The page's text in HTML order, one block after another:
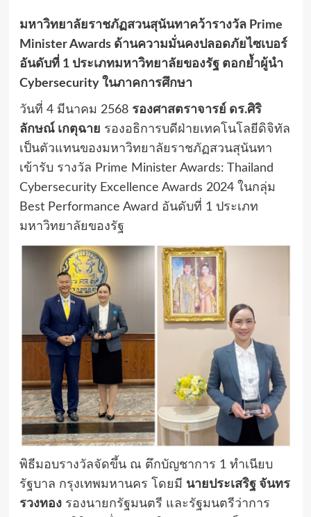
มหาวิทยาลัยราชภัฏสวนสุนันทาคว้ารางวัล Prime
Minister Awards ด้านความมั่นคงปลอดภัยไซเบอร์
อันดับที่ 1 ประเภทมหาวิทยาลัยของรัฐ ตอกย้ำผู้นำ
Cybersecurity ในภาคการศึกษา
วันที่ 4 มีนาคม 2568 รองศาสตราจารย์ ดร.ศิริ
ลักษณ์ เกตุฉาย รองอธิการบดีฝ่ายเทคโนโลยีดิจิทัล
เป็นตัวแทนของมหาวิทยาลัยราชภัฏสวนสุนันทา
เข้ารับ รางวัล Prime Minister Awards: Thailand
Cybersecurity Excellence Awards 2024 ในกลุ่ม
Best Performance Award อันดับที่ 1 ประเภท
มหาวิทยาลัยของรัฐ
พิธีมอบรางวัลจัดขึ้น ณ ตึกบัญชาการ 1 ทำเนียบ
รัฐบาล กรุงเทพมหานคร โดยมี นายประเสริฐ จันทร
รวงทองรองนายกรัฐมนตรี และรัฐมนตรีว่าการ